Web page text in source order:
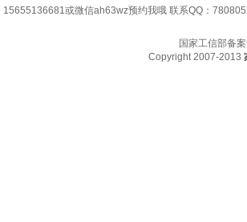
15655136681或微信ah63wz预约我哦 联系QQ：
国家工信部备
Copyright 2007-2013